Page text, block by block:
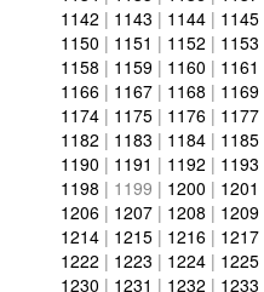
1142 | 1143 | 1144 | 1145
1150 | 1151 | 1152 | 1153
1158 | 1159 | 1160 | 1161
1166 | 1167 | 1168 | 1169
1174 | 1175 | 1176 | 1177
1182 | 1183 | 1184 | 1185
1190 | 1191 | 1192 | 1193
1198 | 1199 | 1200 | 1201
1206 | 1207 | 1208 | 1209
1214 | 1215 | 1216 | 1217
1222 | 1223 | 1224 | 1225
1230 | 1231 | 1232 | 1233